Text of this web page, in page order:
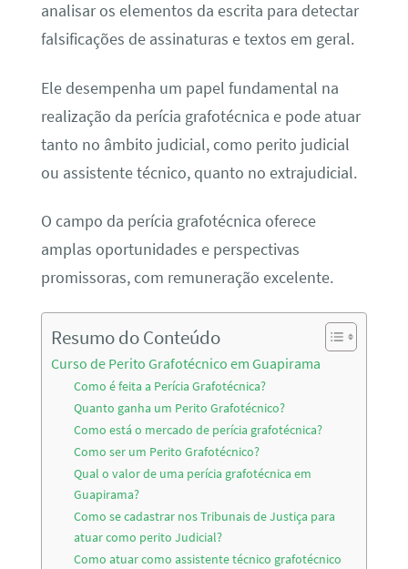
analisar os elementos da escrita para detectar
falsificações de assinaturas e textos em geral.
Ele desempenha um papel fundamental na
realização da perícia grafotécnica e pode atuar
tanto no âmbito judicial, como perito judicial
ou assistente técnico, quanto no extrajudicial.
O campo da perícia grafotécnica oferece
amplas oportunidades e perspectivas
promissoras, com remuneração excelente.
Resumo do Conteúdo
Curso de Perito Grafotécnico em Guapirama
Como é feita a Perícia Grafotécnica?
Quanto ganha um Perito Grafotécnico?
Como está o mercado de perícia grafotécnica?
Como ser um Perito Grafotécnico?
Qual o valor de uma perícia grafotécnica em
Guapirama?
Como se cadastrar nos Tribunais de Justiça para
atuar como perito Judicial?
Como atuar como assistente técnico grafotécnico